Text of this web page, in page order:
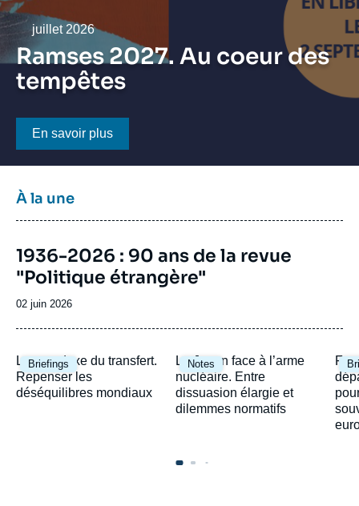
Nous soutenir
Date
juillet 2026
Ramses 2027. Au coeur des
tempêtes
Bouton CTA
En savoir plus
Titre
bloc
la
une
À la une
Image
de
couverture
la
1936-2026 : 90 ans de la revue
"Politique étrangère"
Date
02 juin 2026
Briefings
Image
principale
Le paradoxe du transfert.
Repenser les
déséquilibres mondiaux
Notes
Image
principale
Le Japon face à l’arme
nucléaire. Entre
dissuasion élargie et
dilemmes normatifs